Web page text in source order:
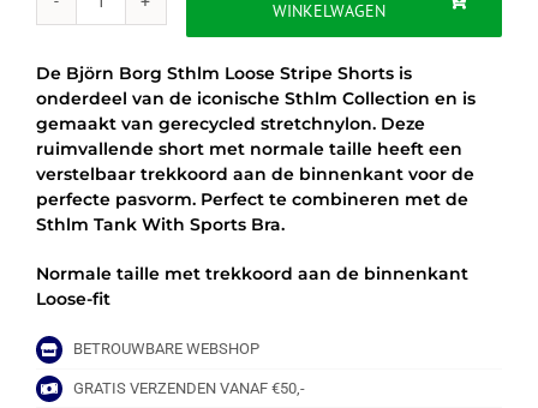
BJÖRN
STRIPE
SHORTS
aantal
WINKELWAGEN
De Björn Borg Sthlm Loose Stripe Shorts is
onderdeel van de iconische Sthlm Collection en is
gemaakt van gerecycled stretchnylon. Deze
ruimvallende short met normale taille heeft een
verstelbaar trekkoord aan de binnenkant voor de
perfecte pasvorm. Perfect te combineren met de
Sthlm Tank With Sports Bra.
Normale taille met trekkoord aan de binnenkant
Loose-fit
BETROUWBARE WEBSHOP
GRATIS VERZENDEN VANAF €50,-